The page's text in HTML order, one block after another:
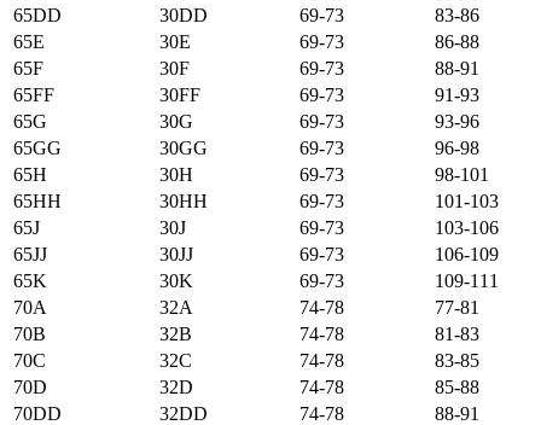
65DD
30DD 69-73
83-86
65E
30E 69-73
86-88
65F
30F 69-73
88-91
65FF
30FF 69-73
91-93
65G
30G 69-73
93-96
65GG
30GG 69-73
96-98
65H
30H 69-73
98-101
65HH
30HH 69-73
101-103
65J
30J 69-73
103-106
65JJ
30JJ 69-73
106-109
65K
30K 69-73
109-111
70А
32А 74-78
77-81
70B
32B 74-78
81-83
70C
32C 74-78
83-85
70D
32D 74-78
85-88
70DD
32DD 74-78
88-91